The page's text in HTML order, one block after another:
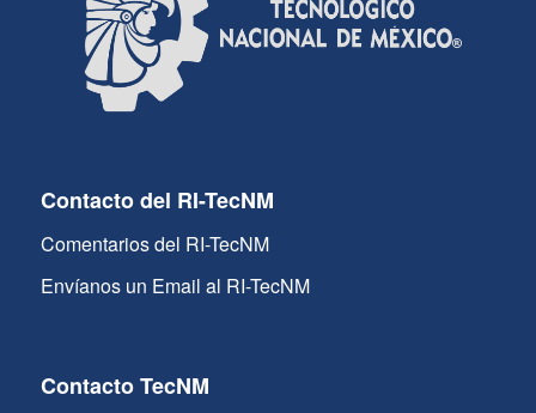
Contacto del RI-TecNM
Comentarios del RI-TecNM
Envíanos un Email al RI-TecNM
Contacto TecNM